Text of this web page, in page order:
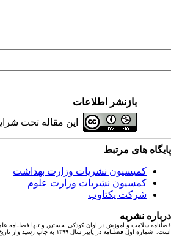
بازنشر اطلاعات
این مقاله تحت
پایگاه های مرتبط
کمیسیون نشریات وزارت بهداشت
کمسیون نشریات وزارت علوم
شرکت یکتاوب
درباره نشریه
فصلنامه سلامت و آموزش در اوان کودکی نخستین و تنها فصلنامه
است. شماره اول فصلنامه در پاییز سال ۱۳۹۹ به چاپ رسید واز تاریخ به اکنون به صورت تناوب هر فصل شماره ای با ۶ مقاله پژوهشی به چاپ رسیده است.